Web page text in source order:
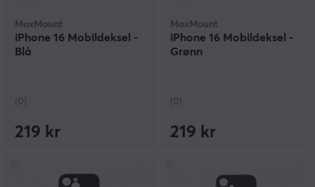
MaxMount
iPhone 16 Mobildeksel -
Blå
(0)
219 kr
MaxMount
iPhone 16 Mobildeksel -
Grønn
(0)
219 kr